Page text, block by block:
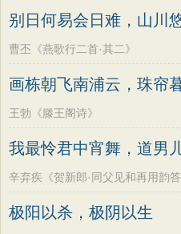
别日何易会日难，山川
曹丕《燕歌行二首·其二》
画栋朝飞南浦云，珠帘
王勃《滕王阁诗》
我最怜君中宵舞，道男
辛弃疾《贺新郎·同父见和再用韵答
极阳以杀，极阴以生